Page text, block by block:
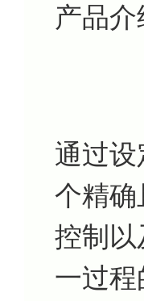
产品介
通过
个精
控制以
一过程